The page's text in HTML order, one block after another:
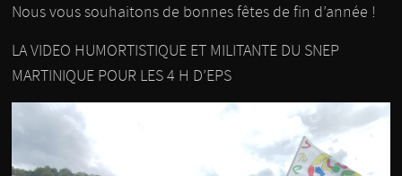
Nous vous souhaitons de bonnes fêtes de fin d’année !
LA VIDEO HUMORTISTIQUE ET MILITANTE DU SNEP
MARTINIQUE POUR LES 4 H D’EPS